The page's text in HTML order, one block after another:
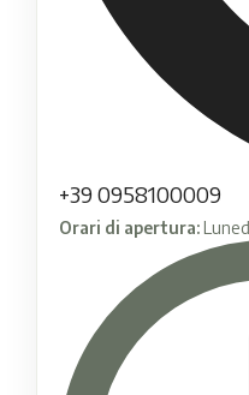
+39 0958100009
Orari di apertura: